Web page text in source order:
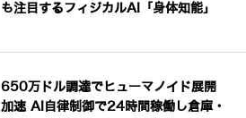
も注目するフィジカルAI「身体知能」
650万ドル調達でヒューマノイド展開
加速 AI自律制御で24時間稼働し倉庫・